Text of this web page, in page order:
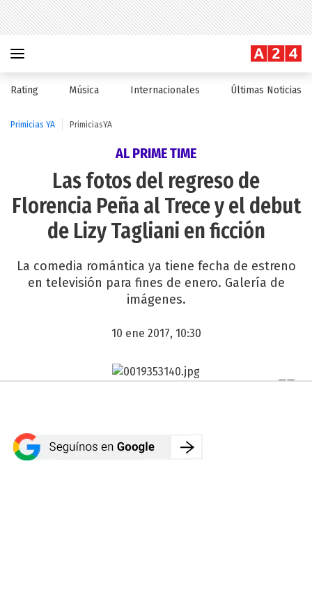
Rating Música Internacionales Últimas Noticias
Primicias YA PrimiciasYA
AL PRIME TIME
Las fotos del regreso de
Florencia Peña al Trece y el debut
de Lizy Tagliani en ficción
La comedia romántica ya tiene fecha de estreno
en televisión para fines de enero. Galería de
imágenes.
10 ene 2017, 10:30